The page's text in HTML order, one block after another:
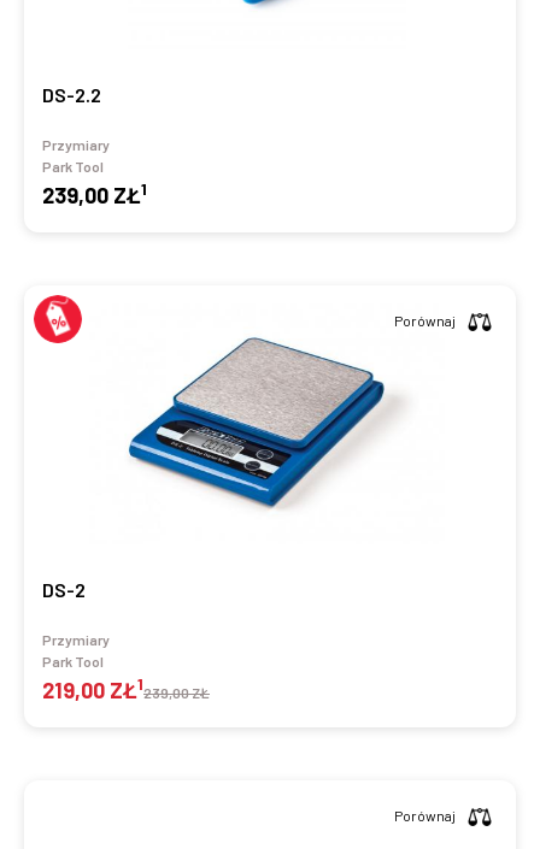
DS-2.2
Przymiary
Park Tool
239,00 ZŁ1
DS-2
Przymiary
Park Tool
219,00 ZŁ1239,00 ZŁ
Porównaj
Porównaj